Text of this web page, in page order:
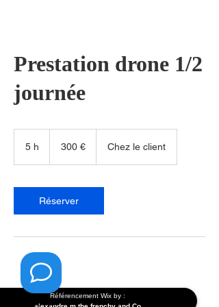
Prestation drone 1/2
journée
5 h 300 € Chez le client
Réserver
Référencement Wix by :
By Boei